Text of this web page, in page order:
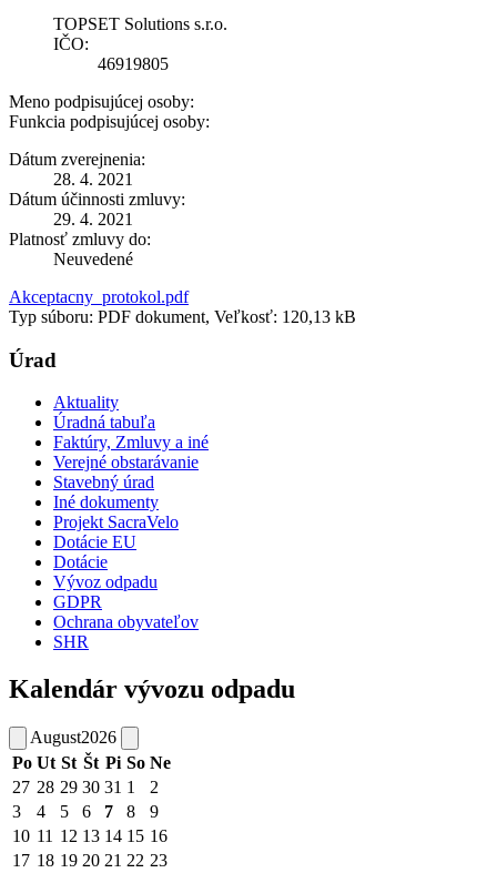
TOPSET Solutions s.r.o.
IČO:
46919805
Meno podpisujúcej osoby:
Funkcia podpisujúcej osoby:
Dátum zverejnenia:
28. 4. 2021
Dátum účinnosti zmluvy:
29. 4. 2021
Platnosť zmluvy do:
Neuvedené
Akceptacny_protokol.pdf
Typ súboru: PDF dokument, Veľkosť: 120,13 kB
Úrad
Aktuality
Úradná tabuľa
Faktúry, Zmluvy a iné
Verejné obstarávanie
Stavebný úrad
Iné dokumenty
Projekt SacraVelo
Dotácie EU
Dotácie
Vývoz odpadu
GDPR
Ochrana obyvateľov
SHR
Kalendár vývozu odpadu
August2026
Po Ut St Št Pi So Ne
27 28 29 30 31 1
2
3
4 5 6 7 8
9
10 11 12 13 14 15 16
17 18 19 20 21 22 23